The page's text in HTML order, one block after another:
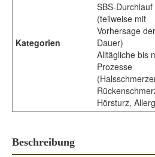
Kategorien
SBS-Durchlauf
(teilweise mit
Vorhersage
Dauer)
Alltägliche bis
Prozesse
Hörsturz,
Beschreibung